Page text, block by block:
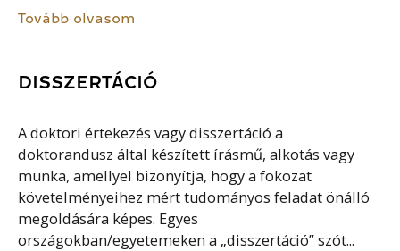
Tovább olvasom
DISSZERTÁCIÓ
A doktori értekezés vagy disszertáció a
doktorandusz által készített írásmű, alkotás vagy
munka, amellyel bizonyítja, hogy a fokozat
követelményeihez mért tudományos feladat önálló
megoldására képes. Egyes
országokban/egyetemeken a „disszertáció” szót...